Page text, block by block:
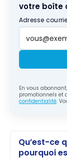
votre boîte
Adresse
En vous
promotionnels et
confidentialité.
Qu’est-ce
pourquoi